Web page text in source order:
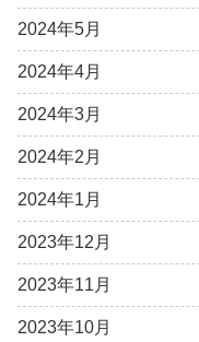
2024年5月
2024年4月
2024年3月
2024年2月
2024年1月
2023年12月
2023年11月
2023年10月